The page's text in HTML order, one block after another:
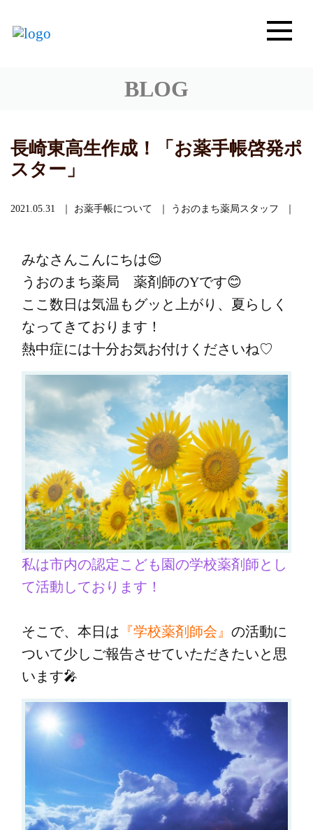
BLOG
長崎東高生作成！「お薬手帳啓発ポ
スター」
2021.05.31 お薬手帳について うおのまち薬局スタッフ
みなさんこんにちは😊
うおのまち薬局 薬剤師のYです😊
ここ数日は気温もグッと上がり、夏らしく
なってきております！
熱中症には十分お気お付けくださいね♡
私は市内の認定こども園の学校薬剤師とし
て活動しております！
そこで、本日は 『学校薬剤師会』 の活動に
ついて少しご報告させていただきたいと思
います🎤